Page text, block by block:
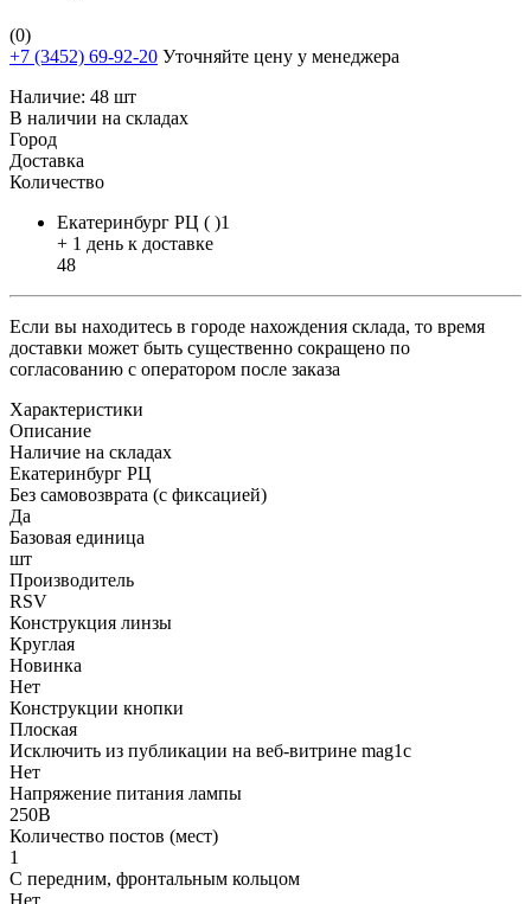
(0)
+7 (3452) 69-92-20 Уточняйте цену у менеджера
Наличие: 48 шт
В наличии на складах
Город
Доставка
Количество
Екатеринбург РЦ ( )1
+ 1 день к доставке
48
Если вы находитесь в городе нахождения склада, то время
доставки может быть существенно сокращено по
согласованию с оператором после заказа
Характеристики
Описание
Наличие на складах
Екатеринбург РЦ
Без самовозврата (с фиксацией)
Да
Базовая единица
шт
Производитель
RSV
Конструкция линзы
Круглая
Новинка
Нет
Конструкции кнопки
Плоская
Исключить из публикации на веб-витрине mag1c
Нет
Напряжение питания лампы
250В
Количество постов (мест)
1
С передним, фронтальным кольцом
Нет